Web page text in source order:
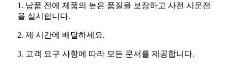
1. 납품 전에 제품의 높은 품질을 보장하고 사전 시운전
을 실시합니다.
2. 제 시간에 배달하세요.
3. 고객 요구 사항에 따라 모든 문서를 제공합니다.